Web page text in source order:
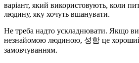
варіант, який використовують, коли
людину, яку хочуть вшанувати.
Не треба надто ускладнювати. Якщо ви
незнайомою людиною, 성함 це хороший
замовчуванням.